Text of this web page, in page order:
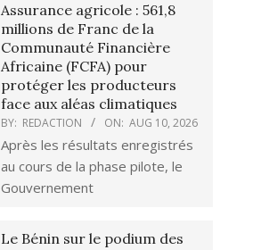
Assurance agricole : 561,8
millions de Franc de la
Communauté Financière
Africaine (FCFA) pour
protéger les producteurs
face aux aléas climatiques
BY: REDACTION ON: AUG 10, 2026
Après les résultats enregistrés
au cours de la phase pilote, le
Gouvernement
Le Bénin sur le podium des